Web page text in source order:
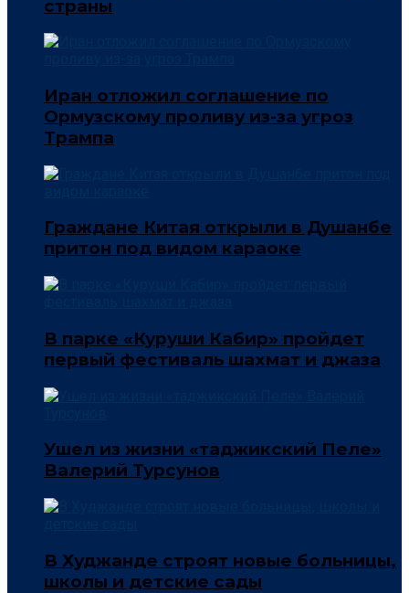
страны
Иран отложил соглашение по
Ормузскому проливу из-за угроз
Трампа
Граждане Китая открыли в Душанбе
притон под видом караоке
В парке «Куруши Кабир» пройдет
первый фестиваль шахмат и джаза
Ушел из жизни «таджикский Пеле»
Валерий Турсунов
В Худжанде строят новые больницы,
школы и детские сады